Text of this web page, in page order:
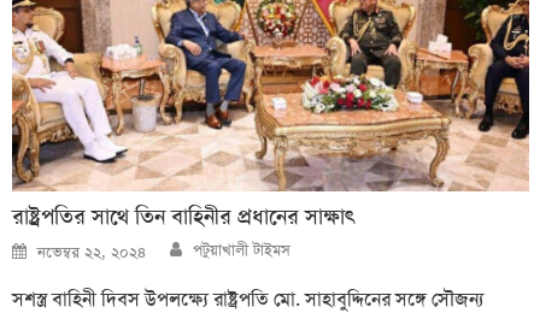
রাষ্ট্রপতির সাথে তিন বাহিনীর প্রধানের সাক্ষাৎ
Posted
on
নভেম্বর ২২, ২০২৪ Author
পটুয়াখালী টাইমস
সশস্ত্র বাহিনী দিবস উপলক্ষ্যে রাষ্ট্রপতি মো. সাহাবুদ্দিনের সঙ্গে সৌজন্য